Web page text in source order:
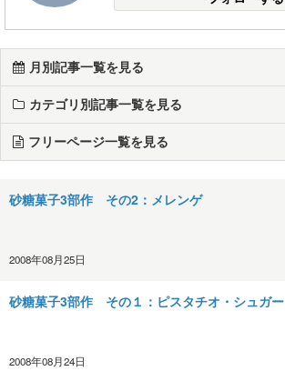
月別記事一覧を見る
カテゴリ別記事一覧を見る
フリーページ一覧を見る
砂糖菓子3部作 その2：メレンゲ
2008年08月25日
砂糖菓子3部作 その１：ピスタチオ・シュガー
2008年08月24日